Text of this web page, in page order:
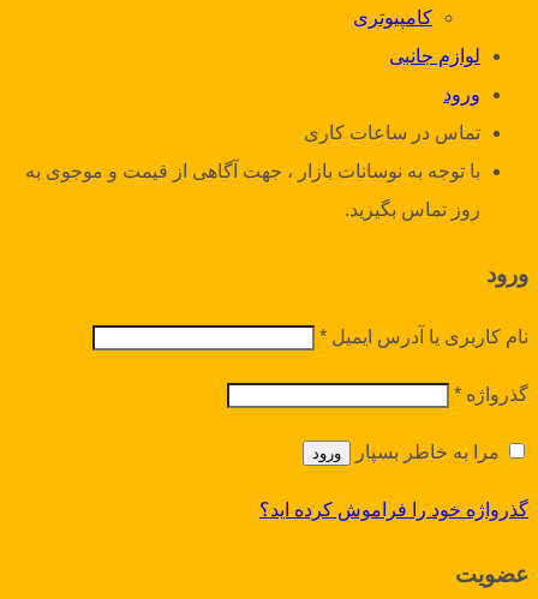
کامپیوتری
لوازم جانبی
ورود
تماس در ساعات کاری
با توجه به نوسانات بازار ، جهت آگاهی از قیمت و موجوی به
روز تماس بگیرید.
ورود
نام کاربری یا آدرس ایمیل *
گذرواژه *
مرا به خاطر بسپار ورود
گذرواژه خود را فراموش کرده اید؟
عضویت